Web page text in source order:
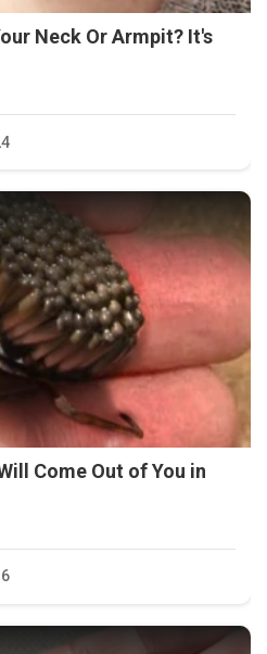
Neck Or Armpit? It's
Come Out of You in